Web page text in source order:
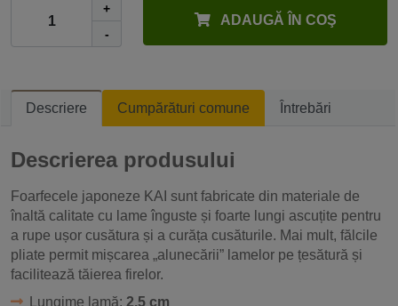
+
-
ADAUGĂ ÎN COŞ
Descriere Cumpărături comune Întrebări
Descrierea produsului
Foarfecele japoneze KAI sunt fabricate din materiale de
înaltă calitate cu lame înguste și foarte lungi ascuțite pentru
a rupe ușor cusătura și a curăța cusăturile. Mai mult, fălcile
pliate permit mișcarea „alunecării” lamelor pe țesătură și
facilitează tăierea firelor.
Lungime lamă: 2,5 cm